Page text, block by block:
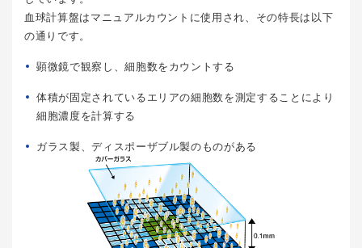
血球計算盤はマニュアルカウントに使用され、その特長は以下
の通りです。
顕微鏡で観察し、細胞数をカウントする
体積が固定されているエリアの細胞数を測定することにより
細胞濃度を計算する
ガラス製、ディスポーザブル製のものがある